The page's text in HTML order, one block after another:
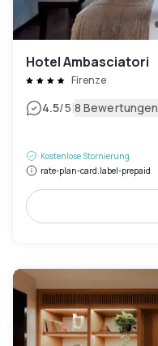
Hotel Ambasciatori
Firenze
4.5/5|8 Bewertungen
Kostenlose Stornierung
rate-plan-card.label-prepaid